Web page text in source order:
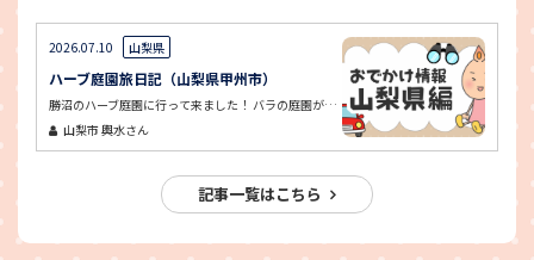
2026.07.10 山梨県
ハーブ庭園旅日記（山梨県甲州市）
勝沼のハーブ庭園に行って来ました！ バラの庭園がとても綺麗でした。香りも良かったです。 足湯にも入ることができ、気持ち良かったです！
山梨市輿水さん
記事一覧はこちら